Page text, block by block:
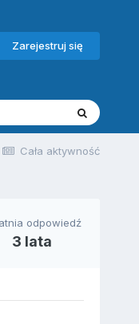
Zarejestruj się
Cała aktywność
odpowiedź
3 lata